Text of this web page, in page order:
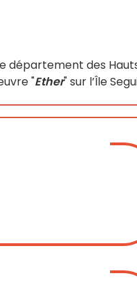
département des
"Ether" sur l’Île